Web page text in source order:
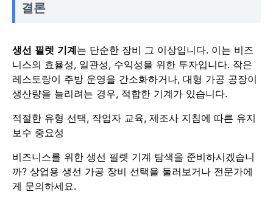
결론
생선 필렛 기계는 단순한 장비 그 이상입니다. 이는 비즈
니스의 효율성, 일관성, 수익성을 위한 투자입니다. 작은
레스토랑이 주방 운영을 간소화하거나, 대형 가공 공장이
생산량을 늘리려는 경우, 적합한 기계가 있습니다.
적절한 유형 선택, 작업자 교육, 제조사 지침에 따른 유지
보수 중요성
비즈니스를 위한 생선 필렛 기계 탐색을 준비하시겠습니
까? 상업용 생선 가공 장비 선택을 둘러보거나 전문가에
게 문의하세요.